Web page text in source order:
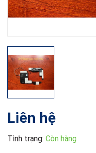
Liên hệ
Tình trạng: Còn hàng